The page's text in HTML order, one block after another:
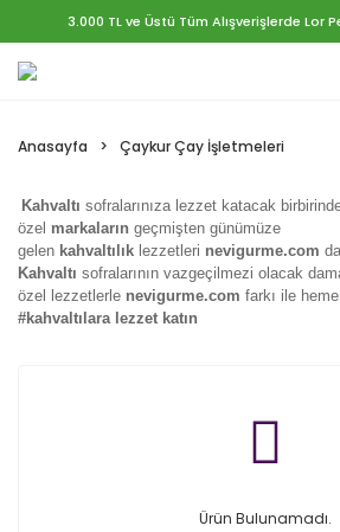
3.000 TL ve Üstü Tüm Alışverişlerde Lor
Anasayfa Çaykur Çay İşletmeleri
Kahvaltı sofralarınıza lezzet katacak
özel markaların geçmişten günümüze
gelen kahvaltılık lezzetleri nevigurme.com
Kahvaltı sofralarının vazgeçilmezi olacak
özel lezzetlerle nevigurme.com farkı ile
#kahvaltılara lezzet katın
Ürün Bulunamadı.